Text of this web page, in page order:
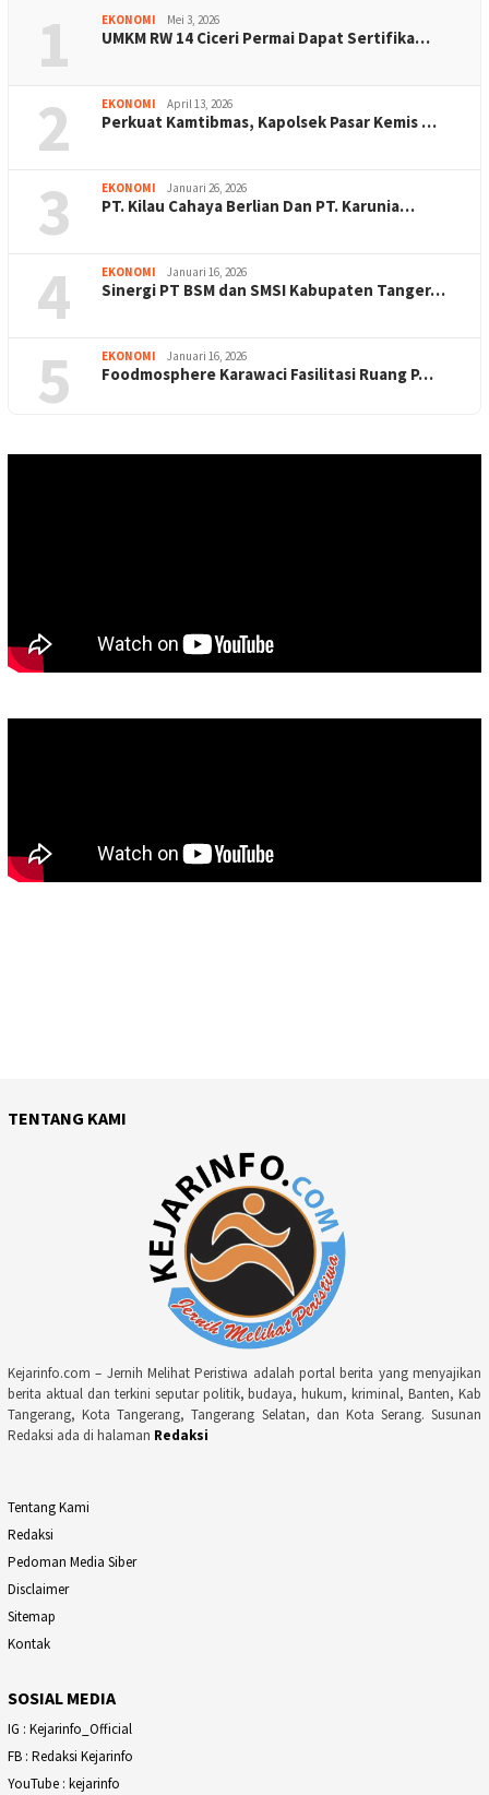
1 EKONOMI Mei 3, 2026
UMKM RW 14 Ciceri Permai Dapat Sertifika…
2 EKONOMI April 13, 2026
Perkuat Kamtibmas, Kapolsek Pasar Kemis …
3 EKONOMI Januari 26, 2026
PT. Kilau Cahaya Berlian Dan PT. Karunia…
4 EKONOMI Januari 16, 2026
Sinergi PT BSM dan SMSI Kabupaten Tanger…
5 EKONOMI Januari 16, 2026
Foodmosphere Karawaci Fasilitasi Ruang P…
TENTANG KAMI
Kejarinfo.com – Jernih Melihat Peristiwa adalah portal berita yang menyajikan
berita aktual dan terkini seputar politik, budaya, hukum, kriminal, Banten, Kab
Tangerang, Kota Tangerang, Tangerang Selatan, dan Kota Serang. Susunan
Redaksi ada di halaman Redaksi
Tentang Kami
Redaksi
Pedoman Media Siber
Disclaimer
Sitemap
Kontak
SOSIAL MEDIA
IG : Kejarinfo_Official
FB : Redaksi Kejarinfo
YouTube : kejarinfo